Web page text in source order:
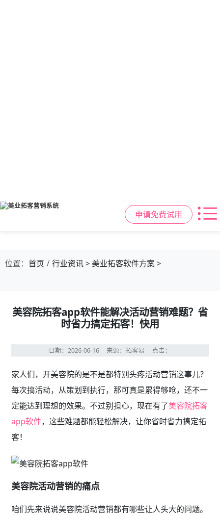
申请免费试用
申请免费试用
申请免费试用
位置： 首页 行业资讯>美业拓客软件方案>
美容院拓客app软件能解决活动营销难题？省
时省力搞定拓客！快用
日期：2026-06-16 来源：拓客易 点击：
家人们，开美容院的是不是都特别头疼活动营销这事儿？
每次搞活动，从策划到执行，那可真是累得够呛，还不一
定能达到理想的效果。不过别担心，现在有了美容院拓客
app软件，这些难题都能轻松解决，让你省时省力搞定拓
客！
美容院活动营销的痛点
咱们先来说说美容院活动营销都有哪些让人头大的问题。